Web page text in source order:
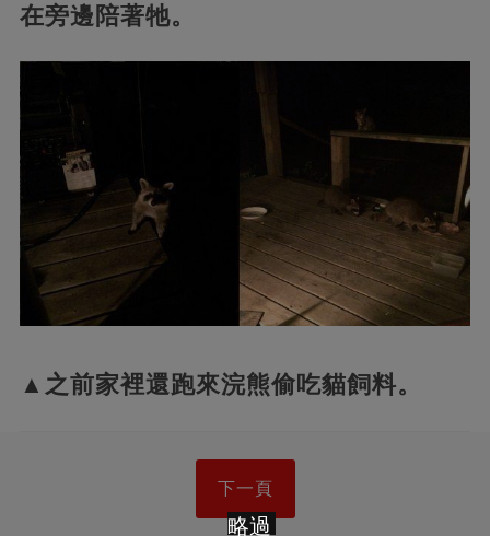
在旁邊陪著牠。
▲之前家裡還跑來浣熊偷吃貓飼料。
下一頁
略過